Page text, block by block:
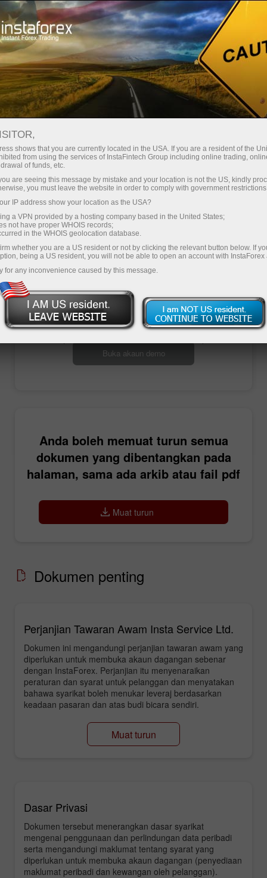
Mengenai InstaForex Dokumen penting
Dokumen penting
Pada halaman ini, anda boleh mendapatkan
dokumen-dokumen asas yang berkaitan
diantara InstaForex dan pelanggannya. Kami
amat menggalakkan anda untuk meneliti
kesemua dokumen dengan teliti. Dokumen-
dokumen ini memberikan gambaran yang jelas
mengenai skop aktiviti, hak, dan kewajiban
broker dan pelanggan.
Buka akaun perdagangan
Buka akaun demo
Anda boleh memuat turun semua
dokumen yang dibentangkan pada
halaman, sama ada arkib atau fail pdf
Muat turun
Dokumen penting
Perjanjian Tawaran Awam Insta Service Ltd.
Dokumen ini mengandungi perjanjian tawaran awam yang
diperlukan untuk membuka akaun dagangan sebenar
dengan InstaForex. Perjanjian itu menyenaraikan
peraturan dan syarat untuk pelanggan dan menyatakan
bahawa syarikat boleh menukar leveraj berdasarkan
keadaan pasaran dan atas budi bicara sendiri.
Muat turun
Dasar Privasi
Dokumen tersebut menerangkan dasar syarikat
mengenai penggunaan dan perlindungan data peribadi
serta mengandungi maklumat tentang syarat yang
diperlukan untuk membuka akaun dagangan (penyediaan
maklumat peribadi dan kewangan oleh pelanggan).
shows that you are currently located in the USA. If you are a resident of the
from using the services of InstaFintech Group including online trading,
of funds, etc.
are seeing this message by mistake and your location is not the US, kindly
you must leave the website in order to comply with government
IP address show your location as the USA?
a VPN provided by a hosting company based in the United States;
not have proper WHOIS records;
in the WHOIS geolocation database.
whether you are a US resident or not by clicking the relevant button below. If
being a US resident, you will not be able to open an account with InstaForex
for any inconvenience caused by this message.